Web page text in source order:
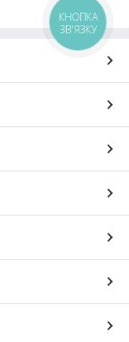
КНОПКА
ЗВ'ЯЗКУ